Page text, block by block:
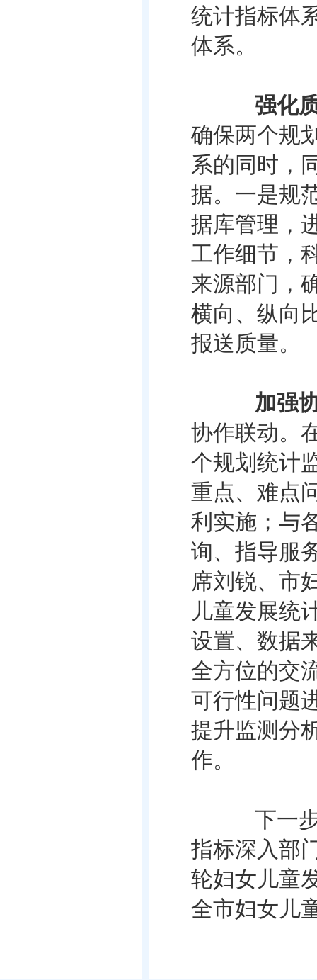
统计指标体
体系。
强化
确保两个规
系的同时，
据。一是规
据库管理，
工作细节，
来源部门，
横向、纵向
报送质量。
加强
协作联动。
个规划统计
重点、难点
利实施；与
询、指导服
席刘锐、市
儿童发展统
设置、数据
全方位的交
可行性问题
提升监测分
作。
下一步
指标深入部
轮妇女儿童
全市妇女儿